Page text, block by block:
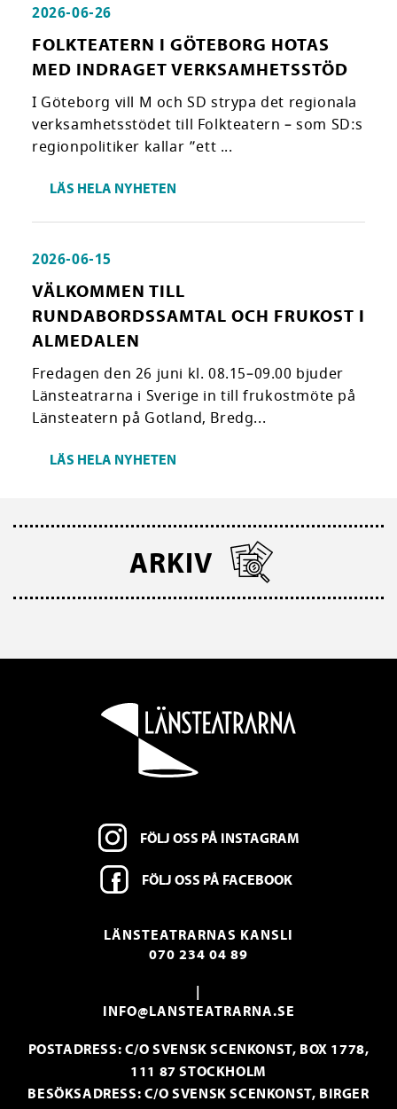
2026-06-26
FOLKTEATERN I GÖTEBORG HOTAS
MED INDRAGET VERKSAMHETSSTÖD
I Göteborg vill M och SD strypa det regionala
verksamhetsstödet till Folkteatern – som SD:s
regionpolitiker kallar ”ett ...
LÄS HELA NYHETEN
2026-06-15
VÄLKOMMEN TILL
RUNDABORDSSAMTAL OCH FRUKOST I
ALMEDALEN
Fredagen den 26 juni kl. 08.15–09.00 bjuder
Länsteatrarna i Sverige in till frukostmöte på
Länsteatern på Gotland, Bredg...
LÄS HELA NYHETEN
ARKIV
FÖLJ OSS PÅ INSTAGRAM
FÖLJ OSS PÅ FACEBOOK
LÄNSTEATRARNAS KANSLI
070 234 04 89
|
INFO@LANSTEATRARNA.SE
POSTADRESS: C/O SVENSK SCENKONST, BOX 1778,
111 87 STOCKHOLM
BESÖKSADRESS: C/O SVENSK SCENKONST, BIRGER